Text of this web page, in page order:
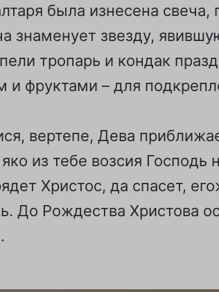
была изнесена свеча,
знаменует звезду,
тропарь и кондак
фруктами – для
вертепе, Дева
из тебе возсия
Христос, да спасет,
До Рождества Христова